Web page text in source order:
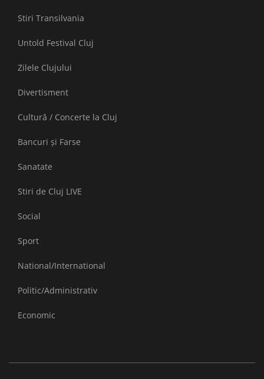
Stiri Transilvania
Untold Festival Cluj
Zilele Clujului
Divertisment
Cultură / Concerte la Cluj
Bancuri și Farse
Sanatate
Stiri de Cluj LIVE
Social
Sport
National/International
Politic/Administrativ
Economic